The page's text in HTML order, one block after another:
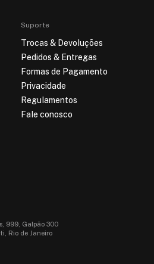
Suporte
Trocas & Devoluções
Pedidos & Entregas
Formas de Pagamento
Privacidade
Regulamentos
Fale conosco
999, Galpão 300
Rio de Janeiro